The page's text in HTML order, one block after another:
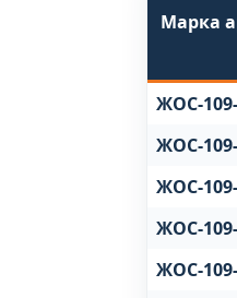
Марка
ЖОС-
ЖОС-
ЖОС-
ЖОС-
ЖОС-